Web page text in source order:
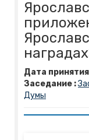
Дата
Заседание :
Думы